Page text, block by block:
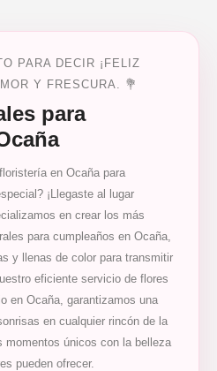
PARA DECIR ¡FELIZ
Y FRESCURA. 💐
para
en Ocaña para
¡Llegaste al lugar
en crear los más
para cumpleaños en Ocaña,
y llenas de color para transmitir
eficiente servicio de flores
en Ocaña, garantizamos una
en cualquier rincón de la
momentos únicos con la belleza
pueden ofrecer.